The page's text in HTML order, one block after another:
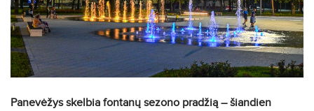
Panevėžys skelbia fontanų sezono pradžią – šiandien